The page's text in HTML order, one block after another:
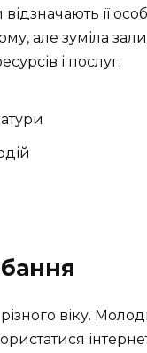
відзначають її
але зуміла
і послуг.
віку.